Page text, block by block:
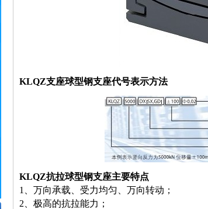
KLQZ支座球型钢支座代号表示方法
KLQZ抗拉球型钢支座主要特点
1、万向承载、受力均匀、万向转动；
2、极高的抗拉能力；